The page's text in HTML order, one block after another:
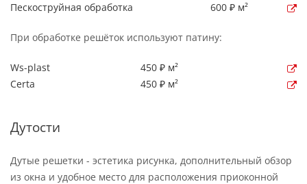
Пескоструйная обработка
600 ₽ м²
При обработке решёток используют патину:
Ws-plast
450 ₽ м²
Certa
450 ₽ м²
Дутости
Дутые решетки - эстетика рисунка, дополнительный обзор
из окна и удобное место для расположения приоконной